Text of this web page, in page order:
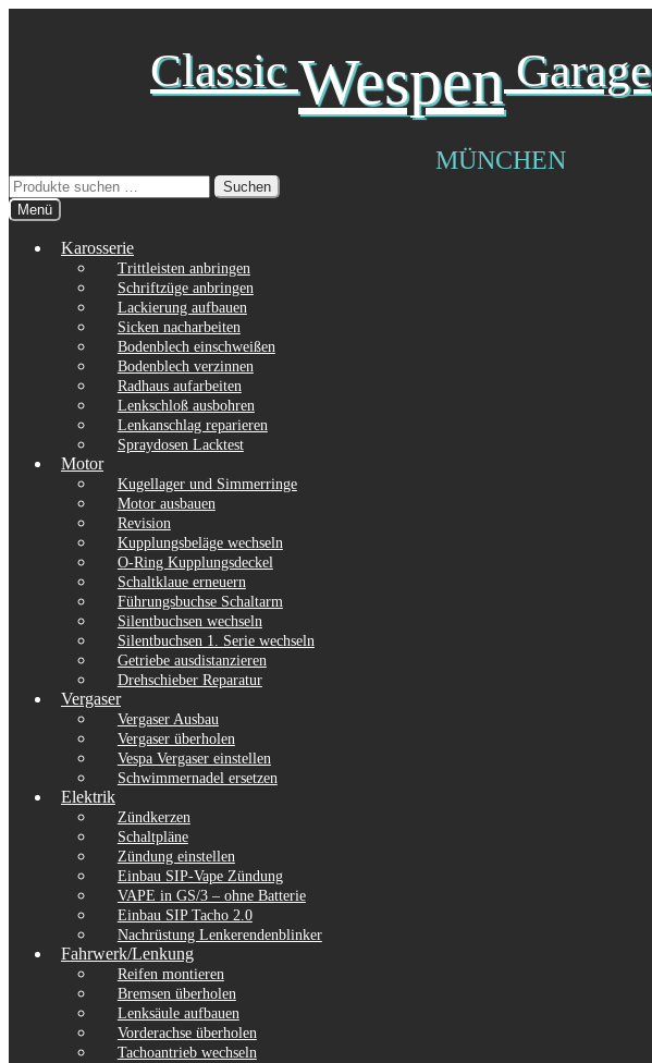
Classic Wespen Garage
MÜNCHEN
Suchen
nach:
Suchen
Menü
Karosserie
Trittleisten anbringen
Schriftzüge anbringen
Lackierung aufbauen
Sicken nacharbeiten
Bodenblech einschweißen
Bodenblech verzinnen
Radhaus aufarbeiten
Lenkschloß ausbohren
Lenkanschlag reparieren
Spraydosen Lacktest
Motor
Kugellager und Simmerringe
Motor ausbauen
Revision
Kupplungsbeläge wechseln
O-Ring Kupplungsdeckel
Schaltklaue erneuern
Führungsbuchse Schaltarm
Silentbuchsen wechseln
Silentbuchsen 1. Serie wechseln
Getriebe ausdistanzieren
Drehschieber Reparatur
Vergaser
Vergaser Ausbau
Vergaser überholen
Vespa Vergaser einstellen
Schwimmernadel ersetzen
Elektrik
Zündkerzen
Schaltpläne
Zündung einstellen
Einbau SIP-Vape Zündung
VAPE in GS/3 – ohne Batterie
Einbau SIP Tacho 2.0
Nachrüstung Lenkerendenblinker
Fahrwerk/Lenkung
Reifen montieren
Bremsen überholen
Lenksäule aufbauen
Vorderachse überholen
Tachoantrieb wechseln